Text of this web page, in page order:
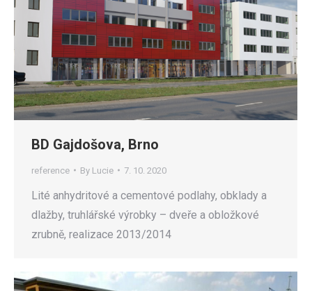
BD Gajdošova, Brno
reference By Lucie 7. 10. 2020
Lité anhydritové a cementové podlahy, obklady a
dlažby, truhlářské výrobky – dveře a obložkové
zrubně, realizace 2013/2014